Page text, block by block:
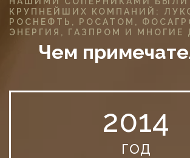
КРУПНЕЙШИХ КОМПАНИЙ:
РОСНЕФТЬ, РОСАТОМ,
ЭНЕРГИЯ, ГАЗПРОМ И МНОГИЕ
Чем
2014
ГОД